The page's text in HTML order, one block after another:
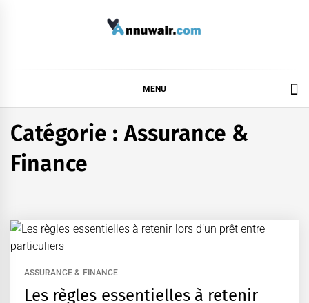
MENU
Catégorie :Assurance &
Finance
ASSURANCE & FINANCE
Les règles essentielles à retenir